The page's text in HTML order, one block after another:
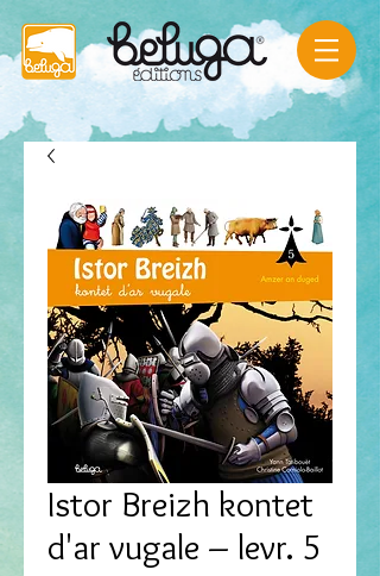
Istor Breizh kontet
d'ar vugale – levr. 5